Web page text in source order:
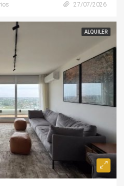
27/07/2026
ALQUILER